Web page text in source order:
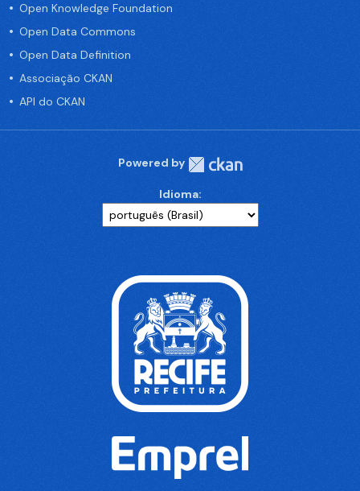
Open Knowledge Foundation
Open Data Commons
Open Data Definition
Associação CKAN
API do CKAN
Powered by
Idioma